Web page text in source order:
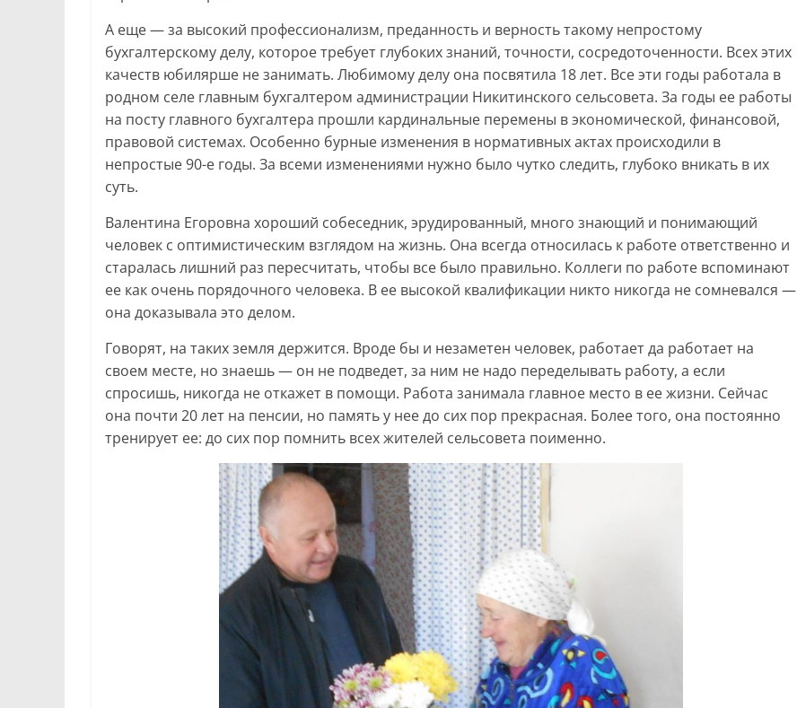
А еще — за высокий профессионализм, преданность и верность такому непростому
бухгалтерскому делу, которое требует глубоких знаний, точности, сосредоточенности. Всех этих
качеств юбилярше не занимать. Любимому делу она посвятила 18 лет. Все эти годы работала в
родном селе главным бухгалтером администрации Никитинского сельсовета. За годы ее работы
на посту главного бухгалтера прошли кардинальные перемены в экономической, финансовой,
правовой системах. Особенно бурные изменения в нормативных актах происходили в
непростые 90-е годы. За всеми изменениями нужно было чутко следить, глубоко вникать в их
суть.
Валентина Егоровна хороший собеседник, эрудированный, много знающий и понимающий
человек с оптимистическим взглядом на жизнь. Она всегда относилась к работе ответственно и
старалась лишний раз пересчитать, чтобы все было правильно. Коллеги по работе вспоминают
ее как очень порядочного человека. В ее высокой квалификации никто никогда не сомневался —
она доказывала это делом.
Говорят, на таких земля держится. Вроде бы и незаметен человек, работает да работает на
своем месте, но знаешь — он не подведет, за ним не надо переделывать работу, а если
спросишь, никогда не откажет в помощи. Работа занимала главное место в ее жизни. Сейчас
она почти 20 лет на пенсии, но память у нее до сих пор прекрасная. Более того, она постоянно
тренирует ее: до сих пор помнить всех жителей сельсовета поименно.